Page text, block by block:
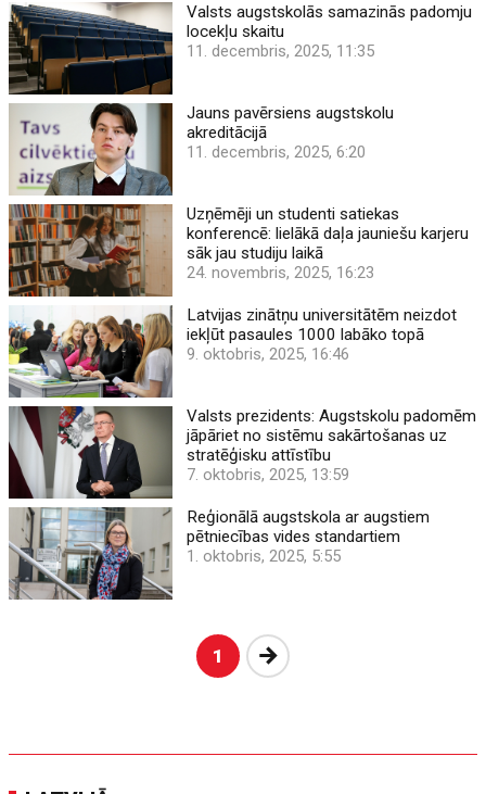
Valsts augstskolās samazinās padomju
locekļu skaitu
11. decembris, 2025, 11:35
Jauns pavērsiens augstskolu
akreditācijā
11. decembris, 2025, 6:20
Uzņēmēji un studenti satiekas
konferencē: lielākā daļa jauniešu karjeru
sāk jau studiju laikā
24. novembris, 2025, 16:23
Latvijas zinātņu universitātēm neizdot
iekļūt pasaules 1000 labāko topā
9. oktobris, 2025, 16:46
Valsts prezidents: Augstskolu padomēm
jāpāriet no sistēmu sakārtošanas uz
stratēģisku attīstību
7. oktobris, 2025, 13:59
Reģionālā augstskola ar augstiem
pētniecības vides standartiem
1. oktobris, 2025, 5:55
1 Nākošā